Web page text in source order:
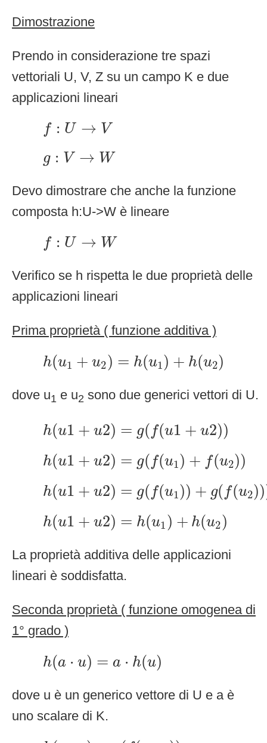
Dimostrazione
Prendo in considerazione tre spazi
vettoriali U, V, Z su un campo K e due
applicazioni lineari
f : U → V
f U→ V
g : V → W
g :V →W
Devo dimostrare che anche la funzione
composta h:U->W è lineare
f : U → W
f U→ W
Verifico se h rispetta le due proprietà delle
applicazioni lineari
Prima proprietà ( funzione additiva )
h(u1 + u2) = h(u1) + h(u2)
h 1 +u 2 h( u1 )+ h u2)
dove u1 e u2 sono due generici vettori di U.
h(u1 + u2) = g( f(u1 + u2))
h( u u2 (f (u + u2
h(u1 + u2) = g( f(u1) + f(u2))
h u +u2 (f (u + ( 2)
h(u1 + u2) = g( f(u1)) + g( f(u2))
h u +u2 (f (u )+ g u 2)
h(u1 + u2) = h(u1) + h(u2)
h( 1 +u2 h( u1 + h u2)
La proprietà additiva delle applicazioni
lineari è soddisfatta.
Seconda proprietà ( funzione omogenea di
1° grado )
h(a ⋅ u) = a ⋅ h(u)
h a·u · (u )
dove u è un generico vettore di U e a è
uno scalare di K.